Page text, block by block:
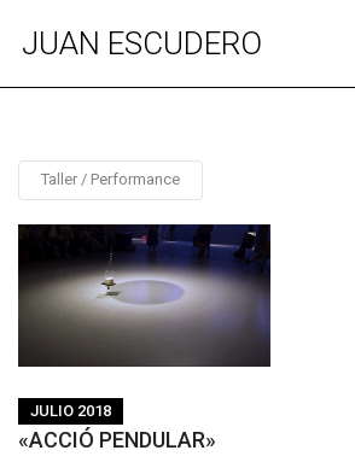
JUAN ESCUDERO
Taller / Performance
JULIO 2018
«ACCIÓ PENDULAR»